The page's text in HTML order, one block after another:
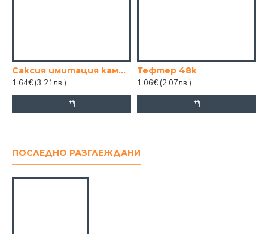
Саксия имитация камък-бяла
1.64€ (3.21лв.)
Тефтер 48к
1.06€ (2.07лв.)
ПОСЛЕДНО РАЗГЛЕЖДАНИ